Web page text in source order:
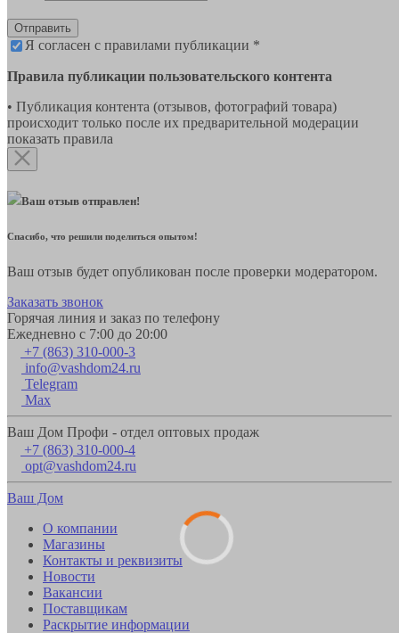
Отправить
Я согласен с правилами публикации *
Правила публикации пользовательского контента
• Публикация контента (отзывов, фотографий товара)
происходит только после их предварительной модерации
показать правила
Ваш отзыв отправлен!
Спасибо, что решили поделиться опытом!
Ваш отзыв будет опубликован после проверки модератором.
Заказать звонок
Горячая линия и заказ по телефону
Ежедневно с 7:00 до 20:00
+7 (863) 310-000-3
info@vashdom24.ru
Telegram
Max
Ваш Дом Профи - отдел оптовых продаж
+7 (863) 310-000-4
opt@vashdom24.ru
Ваш Дом
О компании
Магазины
Контакты и реквизиты
Новости
Вакансии
Поставщикам
Раскрытие информации